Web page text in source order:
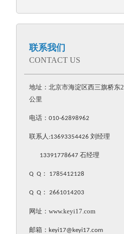
联系我们
CONTACT US
地址：北京市海淀区西三旗桥东2
公里
电话： 010-62898962
联系人:13693354426 刘经理
13391778647 石经理
Q Q ： 1785412128
Q Q ： 2661014203
网址： www.keyi17.com
邮箱： keyi17@keyi17.com